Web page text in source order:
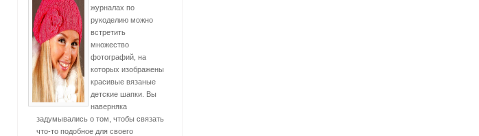
журналах по
рукоделию можно
встретить
множество
фотографий, на
которых изображены
красивые вязаные
детские шапки. Вы
наверняка
задумывались о том, чтобы связать
что-то подобное для своего